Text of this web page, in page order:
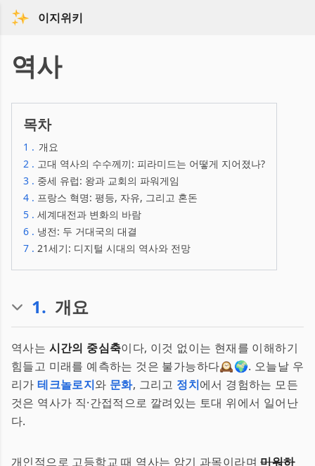
이지위키
역사
목차
1 . 개요
2 . 고대 역사의 수수께끼: 피라미드는 어떻게 지어졌나?
3 . 중세 유럽: 왕과 교회의 파워게임
4 . 프랑스 혁명: 평등, 자유, 그리고 혼돈
5 . 세계대전과 변화의 바람
6 . 냉전: 두 거대국의 대결
7 . 21세기: 디지털 시대의 역사와 전망
1. 개요
역사는 시간의 중심축이다, 이것 없이는 현재를 이해하기
힘들고 미래를 예측하는 것은 불가능하다🕰️🌍. 오늘날 우
리가테크놀로지와 문화, 그리고 정치에서 경험하는 모든
것은 역사가 직·간접적으로 깔려있는 토대 위에서 일어난
다.
개인적으로 고등학교 때 역사는 암기 과목이라며미워하